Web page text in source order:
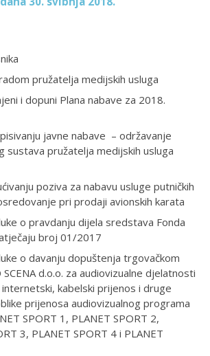
pružatelja medijskih usluga
i dopuni Plana nabave za 2018.
javne nabave – održavanje
sustava pružatelja medijskih usluga
poziva za nabavu usluge putničkih
pri prodaji avionskih karata
o pravdanju dijela sredstava Fonda
broj 01/2017
o davanju dopuštenja trgovačkom
d.o.o. za audiovizualne djelatnosti
kabelski prijenos i druge
prijenosa audiovizualnog programa
SPORT 1, PLANET SPORT 2,
3, PLANET SPORT 4 i PLANET